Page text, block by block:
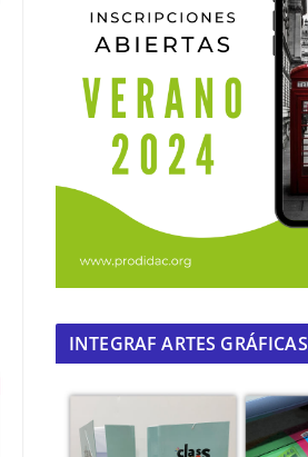
INTEGRAF ARTES GRÁFICAS